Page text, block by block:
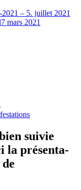
– 5. juillet 2021
mars 2021
suivie
la présenta-